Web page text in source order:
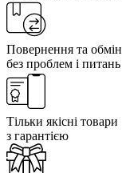
Повернення та обмін
без проблем і питань
Тільки якісні товари
з гарантією